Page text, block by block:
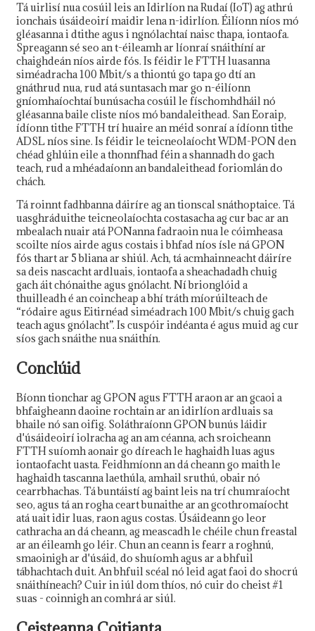
Tá uirlisí nua cosúil leis an Idirlíon na Rudaí (IoT) ag athrú
ionchais úsáideoirí maidir lena n-idirlíon. Éilíonn níos mó
gléasanna i dtithe agus i ngnólachtaí naisc thapa, iontaofa.
Spreagann sé seo an t-éileamh ar líonraí snáithíní ar
chaighdeán níos airde fós. Is féidir le FTTH luasanna
siméadracha 100 Mbit/s a thiontú go tapa go dtí an
gnáthrud nua, rud atá suntasach mar go n-éilíonn
gníomhaíochtaí bunúsacha cosúil le físchomhdháil nó
gléasanna baile cliste níos mó bandaleithead. San Eoraip,
ídíonn tithe FTTH trí huaire an méid sonraí a ídíonn tithe
ADSL níos sine. Is féidir le teicneolaíocht WDM-PON den
chéad ghlúin eile a thonnfhad féin a shannadh do gach
teach, rud a mhéadaíonn an bandaleithead foriomlán do
chách.
Tá roinnt fadhbanna dáiríre ag an tionscal snáthoptaice. Tá
uasghráduithe teicneolaíochta costasacha ag cur bac ar an
mbealach nuair atá PONanna fadraoin nua le cóimheasa
scoilte níos airde agus costais i bhfad níos ísle ná GPON
fós thart ar 5 bliana ar shiúl. Ach, tá acmhainneacht dáiríre
sa deis nascacht ardluais, iontaofa a sheachadadh chuig
gach áit chónaithe agus gnólacht. Ní brionglóid a
thuilleadh é an coincheap a bhí tráth míorúilteach de
“ródaire agus Eitirnéad siméadrach 100 Mbit/s chuig gach
teach agus gnólacht”. Is cuspóir indéanta é agus muid ag cur
síos gach snáithe nua snáithín.
Conclúid
Bíonn tionchar ag GPON agus FTTH araon ar an gcaoi a
bhfaigheann daoine rochtain ar an idirlíon ardluais sa
bhaile nó san oifig. Soláthraíonn GPON bunús láidir
d'úsáideoirí iolracha ag an am céanna, ach sroicheann
FTTH suíomh aonair go díreach le haghaidh luas agus
iontaofacht uasta. Feidhmíonn an dá cheann go maith le
haghaidh tascanna laethúla, amhail sruthú, obair nó
cearrbhachas. Tá buntáistí ag baint leis na trí chumraíocht
seo, agus tá an rogha ceart bunaithe ar an gcothromaíocht
atá uait idir luas, raon agus costas. Úsáideann go leor
cathracha an dá cheann, ag meascadh le chéile chun freastal
ar an éileamh go léir. Chun an ceann is fearr a roghnú,
smaoinigh ar d'úsáid, do shuíomh agus ar a bhfuil
tábhachtach duit. An bhfuil scéal nó leid agat faoi do shocrú
snáithíneach? Cuir in iúl dom thíos, nó cuir do cheist #1
suas - coinnigh an comhrá ar siúl.